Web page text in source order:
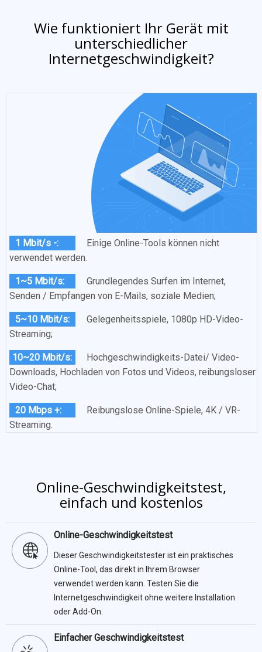
Wie funktioniert Ihr Gerät mit
unterschiedlicher
Internetgeschwindigkeit?
1 Mbit/s -:
Einige Online-Tools können nicht
verwendet werden.
1~5 Mbit/s:
Grundlegendes Surfen im Internet,
Senden / Empfangen von E-Mails, soziale Medien;
5~10 Mbit/s:
Gelegenheitsspiele, 1080p HD-Video-
Streaming;
10~20 Mbit/s:
Hochgeschwindigkeits-Datei/ Video-
Downloads, Hochladen von Fotos und Videos, reibungsloser
Video-Chat;
20 Mbps +:
Reibungslose Online-Spiele, 4K / VR-
Streaming.
Online-Geschwindigkeitstest,
einfach und kostenlos
Online-Geschwindigkeitstest
Dieser Geschwindigkeitstester ist ein praktisches
Online-Tool, das direkt in Ihrem Browser
verwendet werden kann. Testen Sie die
Internetgeschwindigkeit ohne weitere Installation
oder Add-On.
Einfacher Geschwindigkeitstest